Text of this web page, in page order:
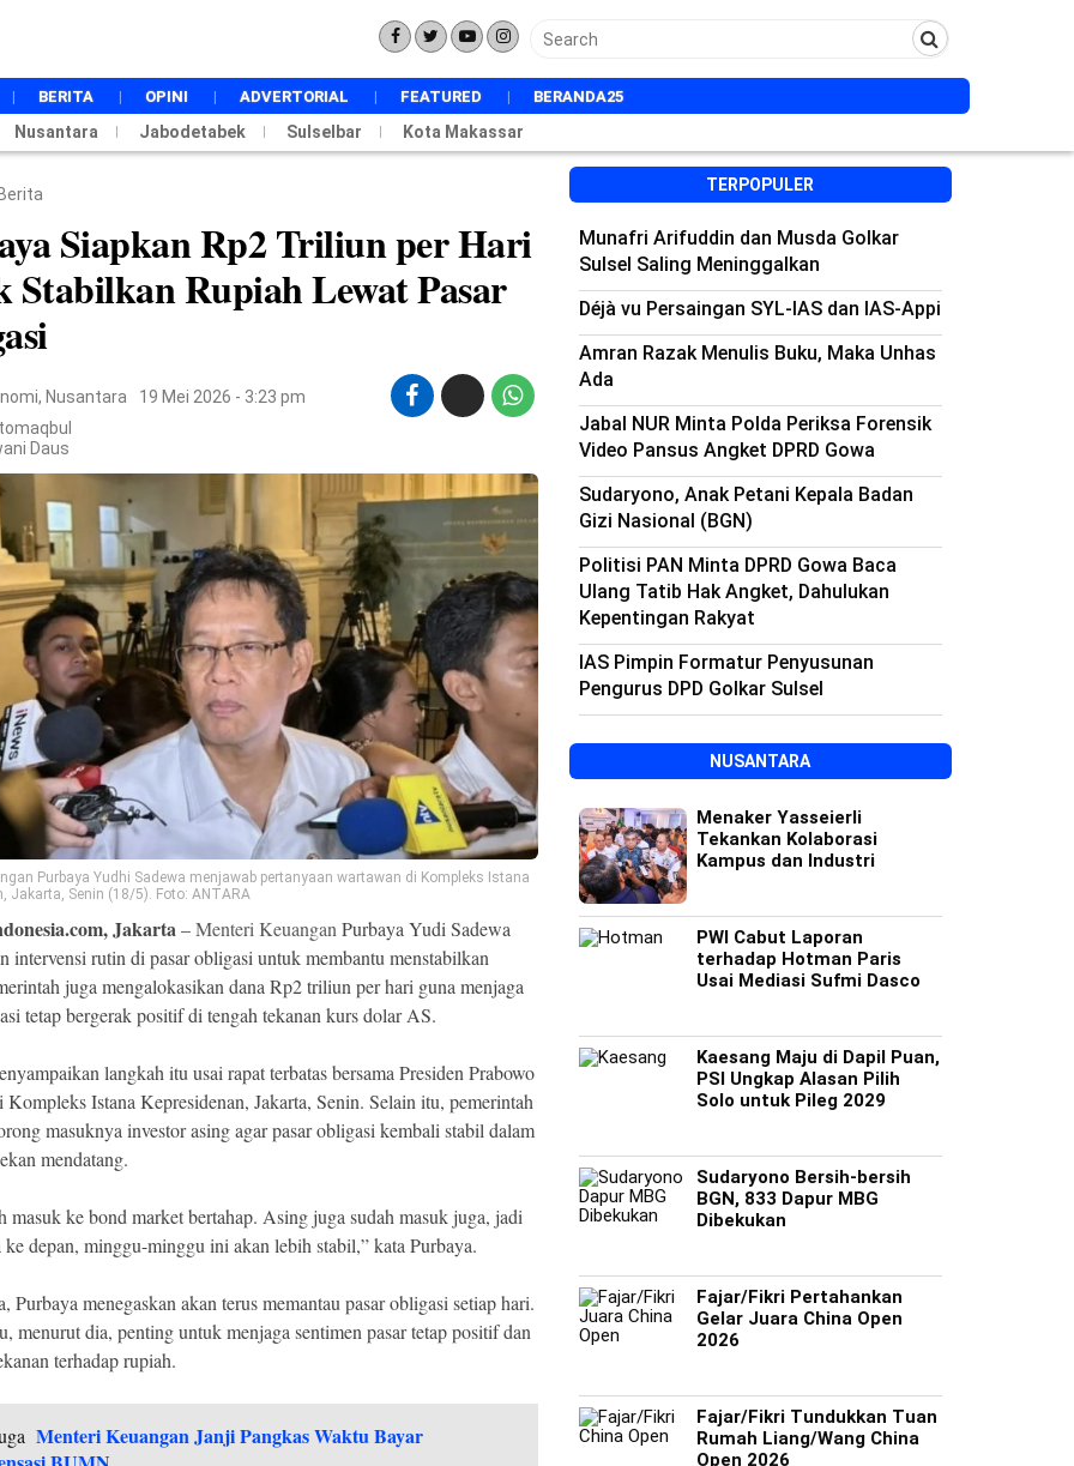
BERITA
NASIONAL
INTERNASIONAL
EKONOMI
DAERAH
BUDAYA
OPINI ADVERTORIAL FEATURED BERANDA25
Nusantara Jabodetabek Sulselbar Kota Makassar
Berita
Siapkan Rp2 Triliun per Hari
Stabilkan Rupiah Lewat Pasar
, Nusantara
19 Mei 2026 - 3:23 pm
Daus
Purbaya Yudhi Sadewa menjawab pertanyaan wartawan di Kompleks Istana
Jakarta, Senin (18/5). Foto: ANTARA
Jakarta –Menteri Keuangan Purbaya Yudi Sadewa
intervensi rutin di pasar obligasi untuk membantu menstabilkan
juga mengalokasikan dana Rp2 triliun per hari guna menjaga
tetap bergerak positif di tengah tekanan kurs dolar AS.
langkah itu usai rapat terbatas bersama Presiden Prabowo
Kompleks Istana Kepresidenan, Jakarta, Senin. Selain itu, pemerintah
masuknya investor asing agar pasar obligasi kembali stabil dalam
mendatang.
masuk ke bond market bertahap. Asing juga sudah masuk juga, jadi
ke depan, minggu-minggu ini akan lebih stabil,” kata Purbaya.
Purbaya menegaskan akan terus memantau pasar obligasi setiap hari.
menurut dia, penting untuk menjaga sentimen pasar tetap positif dan
terhadap rupiah.
Menteri Keuangan Janji Pangkas Waktu Bayar
TERPOPULER
Munafri Arifuddin dan Musda Golkar
Sulsel Saling Meninggalkan
Déjà vu Persaingan SYL-IAS dan IAS-Appi
Amran Razak Menulis Buku, Maka Unhas
Ada
Jabal NUR Minta Polda Periksa Forensik
Video Pansus Angket DPRD Gowa
Sudaryono, Anak Petani Kepala Badan
Gizi Nasional (BGN)
Politisi PAN Minta DPRD Gowa Baca
Ulang Tatib Hak Angket, Dahulukan
Kepentingan Rakyat
IAS Pimpin Formatur Penyusunan
Pengurus DPD Golkar Sulsel
NUSANTARA
Menaker Yasseierli
Tekankan Kolaborasi
Kampus dan Industri
PWI Cabut Laporan
terhadap Hotman Paris
Usai Mediasi Sufmi Dasco
Kaesang Maju di Dapil Puan,
PSI Ungkap Alasan Pilih
Solo untuk Pileg 2029
Sudaryono Bersih-bersih
BGN, 833 Dapur MBG
Dibekukan
Fajar/Fikri Pertahankan
Gelar Juara China Open
2026
Fajar/Fikri Tundukkan Tuan
Rumah Liang/Wang China
Open 2026